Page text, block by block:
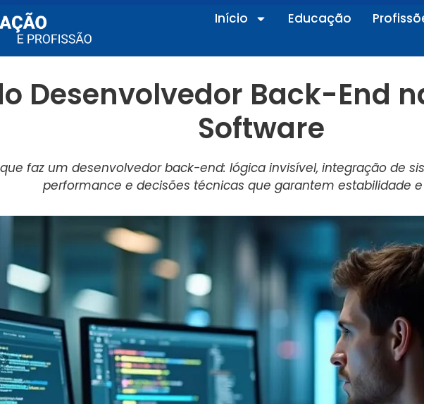
Início Educação
Desenvolvedor Back-End
Software
faz um desenvolvedor back-end: lógica invisível, integração de
performance e decisões técnicas que garantem estabilidade